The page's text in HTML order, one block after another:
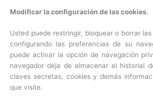
Modificar la configuración de las cookies.
Usted puede restringir, bloquear o borrar
configurando las preferencias de su
puede activar la opción de navegación
navegador deja de almacenar el historial
claves secretas, cookies y demás
que visite.